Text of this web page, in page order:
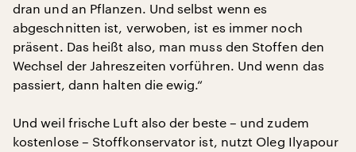
dran und an Pflanzen. Und selbst wenn es
abgeschnitten ist, verwoben, ist es immer noch
präsent. Das heißt also, man muss den Stoffen den
Wechsel der Jahreszeiten vorführen. Und wenn das
passiert, dann halten die ewig.“
Und weil frische Luft also der beste – und zudem
kostenlose – Stoffkonservator ist, nutzt Oleg Ilyapour